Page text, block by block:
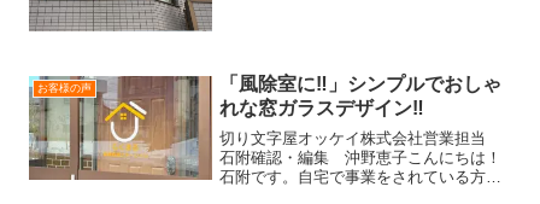
お客様の声
「風除室に‼」シンプルでおしゃ
れな窓ガラスデザイン‼
切り文字屋オッケイ株式会社営業担当
石附確認・編集 沖野恵子こんにちは！
石附です。自宅で事業をされている方に